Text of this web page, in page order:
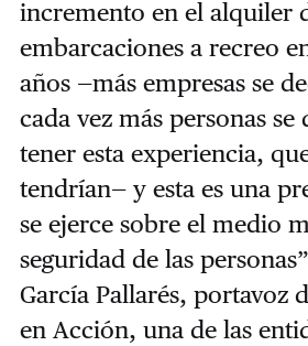
incremento en el alquiler
embarcaciones a recreo
años —más empresas se
cada vez más personas
tener esta experiencia,
tendrían— y esta es una
se ejerce sobre el medio
seguridad de las
García Pallarés, portavoz
en Acción, una de las